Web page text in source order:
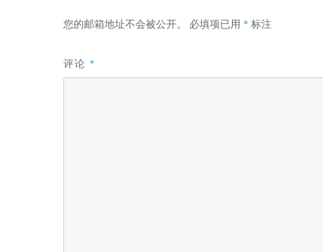
您的邮箱地址不会被公开。 必填项已用 * 标注
评论 *